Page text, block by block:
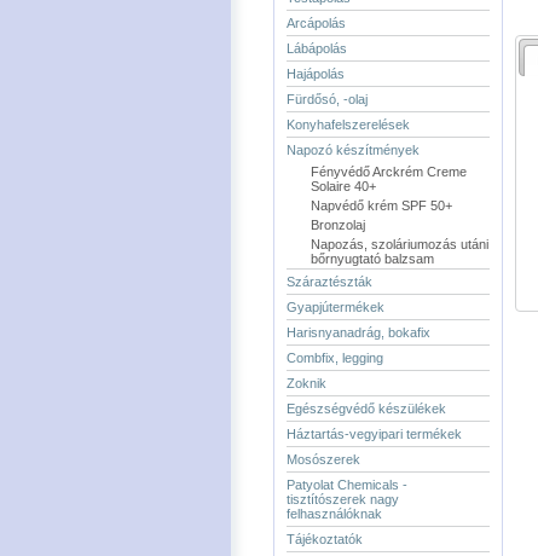
Arcápolás
Lábápolás
Hajápolás
Fürdősó, -olaj
Konyhafelszerelések
Napozó készítmények
Fényvédő Arckrém Creme
Solaire 40+
Napvédő krém SPF 50+
Bronzolaj
Napozás, szoláriumozás utáni
bőrnyugtató balzsam
Száraztészták
Gyapjútermékek
Harisnyanadrág, bokafix
Combfix, legging
Zoknik
Egészségvédő készülékek
Háztartás-vegyipari termékek
Mosószerek
Patyolat Chemicals -
tisztítószerek nagy
felhasználóknak
Tájékoztatók